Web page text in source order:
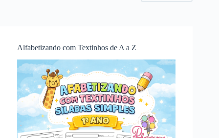
Alfabetizando com Textinhos de A a Z